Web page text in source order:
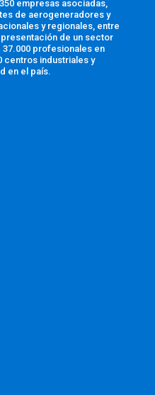
empresas asociadas,
de aerogeneradores y
y regionales, entre
de un sector
37.000 profesionales en
centros industriales y
en el país.